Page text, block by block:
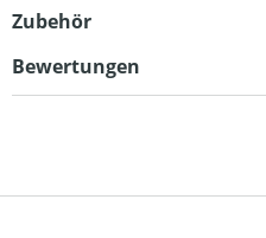
Zubehör
Bewertungen